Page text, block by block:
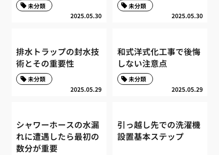
2025.05.30
未分類
2025.05.30
未分類
排水トラップの封水技
術とその重要性
2025.05.29
未分類
和式洋式化工事で後悔
しない注意点
2025.05.29
未分類
シャワーホースの水漏
れに遭遇したら最初の
数分が重要
引っ越し先での洗濯機
設置基本ステップ